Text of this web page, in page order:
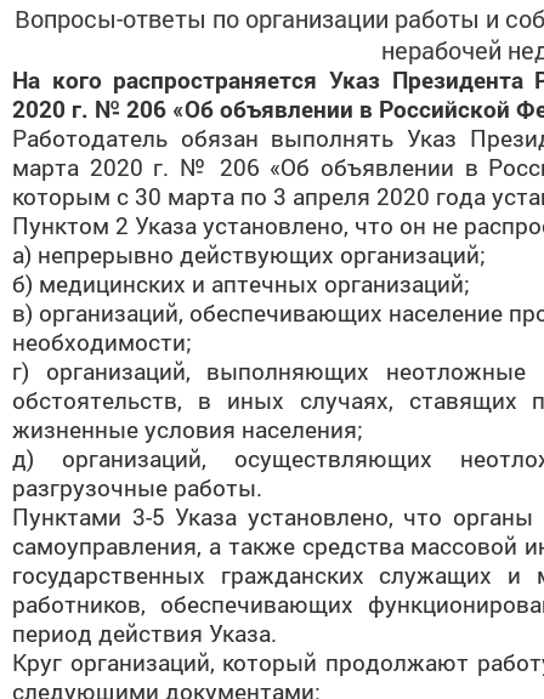
Вопросы-ответы по организации работы и
нерабочей
На кого распространяется Указ
2020 г. № 206 «Об объявлении в Российской
Работодатель обязан выполнять Указ
марта 2020 г. № 206 «Об объявлении в
которым с 30 марта по 3 апреля 2020 года
Пунктом 2 Указа установлено, что он не
а) непрерывно действующих организаций;
б) медицинских и аптечных организаций;
в) организаций, обеспечивающих население
необходимости;
г) организаций, выполняющих
обстоятельств, в иных случаях,
жизненные условия населения;
д) организаций, осуществляющих
разгрузочные работы.
Пунктами 3-5 Указа установлено, что
самоуправления, а также средства массовой
государственных гражданских служащих
работников, обеспечивающих
период действия Указа.
Круг организаций, который продолжают
следующими документами: